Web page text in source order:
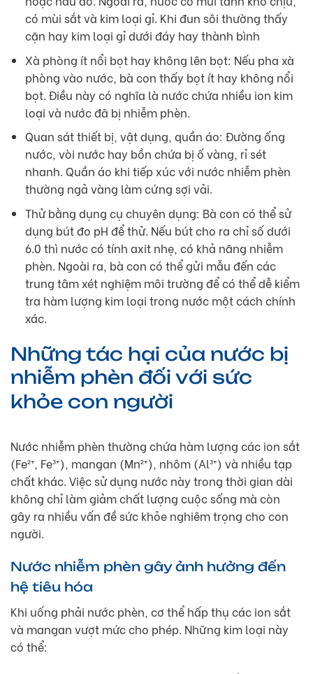
có mùi sắt và kim loại gỉ. Khi đun sôi thường thấy
cặn hay kim loại gỉ dưới đáy hay thành bình
Xà phòng ít nổi bọt hay không lên bọt: Nếu pha xà
phòng vào nước, bà con thấy bọt ít hay không nổi
bọt. Điều này có nghĩa là nước chứa nhiều ion kim
loại và nước đã bị nhiễm phèn.
Quan sát thiết bị, vật dụng, quần áo: Đường ống
nước, vòi nước hay bồn chứa bị ố vàng, rỉ sét
nhanh. Quần áo khi tiếp xúc với nước nhiễm phèn
thường ngả vàng làm cứng sợi vải.
Thử bằng dụng cụ chuyên dụng: Bà con có thể sử
dụng bút đo pH để thử. Nếu bút cho ra chỉ số dưới
6.0 thì nước có tính axit nhẹ, có khả năng nhiễm
phèn. Ngoài ra, bà con có thể gửi mẫu đến các
trung tâm xét nghiệm môi trường để có thể dễ kiểm
tra hàm lượng kim loại trong nước một cách chính
xác.
Những tác hại của nước bị
nhiễm phèn đối với sức
khỏe con người
Nước nhiễm phèn thường chứa hàm lượng các ion sắt
(Fe²⁺, Fe³⁺), mangan (Mn²⁺), nhôm (Al³⁺) và nhiều tạp
chất khác. Việc sử dụng nước này trong thời gian dài
không chỉ làm giảm chất lượng cuộc sống mà còn
gây ra nhiều vấn đề sức khỏe nghiêm trọng cho con
người.
Nước nhiễm phèn gây ảnh hưởng đến
hệ tiêu hóa
Khi uống phải nước phèn, cơ thể hấp thụ các ion sắt
và mangan vượt mức cho phép. Những kim loại này
có thể: